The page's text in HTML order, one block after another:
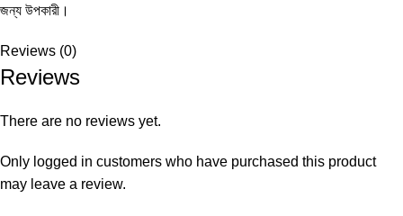
জন্য উপকারী।
Reviews (0)
Reviews
There are no reviews yet.
Only logged in customers who have purchased this product
may leave a review.